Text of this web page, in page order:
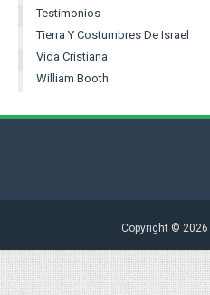
Testimonios
Tierra Y Costumbres De Israel
Vida Cristiana
William Booth
Copyright © 2026